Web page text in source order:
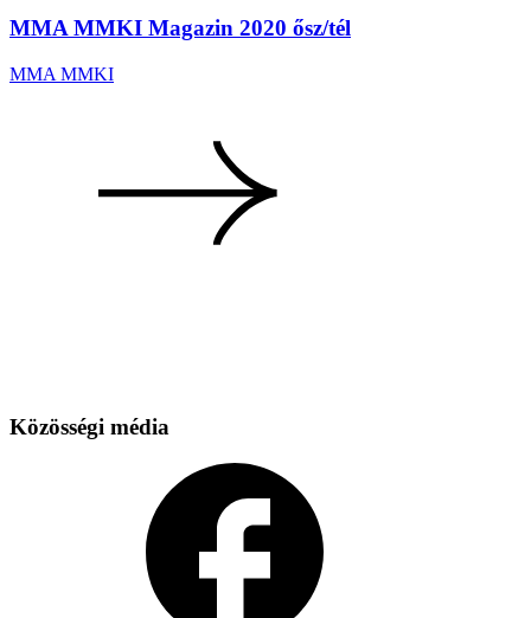
MMA MMKI Magazin 2020 ősz/tél
MMA MMKI
Közösségi média